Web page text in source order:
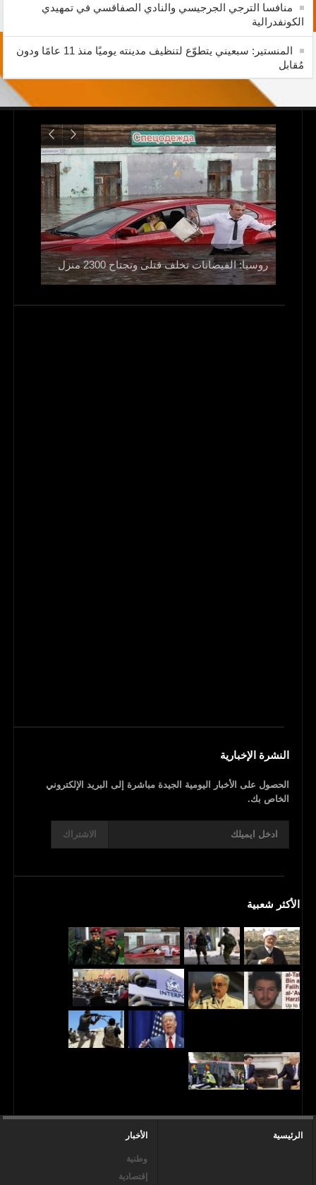
منافسا الترجي الجرجيسي والنادي الصفاقسي في تمهيدي
الكونفدرالية
المنستير: سبعيني يتطوّع لتنظيف مدينته يوميًا منذ 11 عامًا ودون
مُقابل
روسيا: الفيضانات تخلف قتلى وتجتاح 2300 منزل
النشرة الإخبارية
الحصول على الأخبار اليومية الجيدة مباشرة إلى البريد الإلكتروني
الخاص بك.
الاشتراك
الأكثر شعبية
الرئيسية الأخبار
وطنية
إقتصادية